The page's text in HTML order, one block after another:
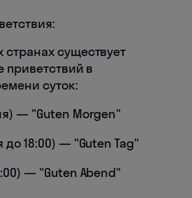
существует
приветствий в
суток:
— "Guten Morgen"
до 18:00) — "Guten Tag"
— "Guten Abend"